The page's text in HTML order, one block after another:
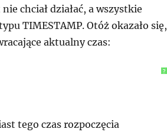
chciał działać, a wszystkie
TIMESTAMP. Otóż okazało się,
aktualny czas:
?
tego czas rozpoczęcia